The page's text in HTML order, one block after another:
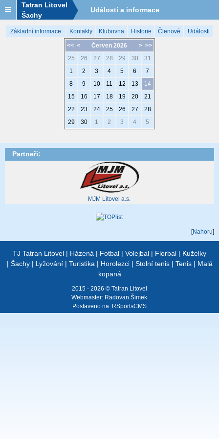
Tatran Litovel
Šachy
Události a informace
Základní informace Kontakty Klubovna Historie Členové Události
<< < > >>
Červen 2026
25
26 27 28 29 30
31
1
2 3 4 5 6
7
8
9 10 11 12 13
14
15
16 17 18 19 20
21
22
23 24 25 26 27
28
29
30 1 2 3 4 5
Partneři:
MJM Litovel a.s.
[Nahoru]
TJ Tatran Litovel | Házená | Fotbal | Volejbal | Florbal | Kuželky
| Šachy| Lyžování| Turistika | Horolezci| Stolní tenis| Tenis| Malá
kopaná
2015 - 2026 © Tatran Litovel
Webmaster: Radovan Šimek
Postaveno na: RSportsCMS